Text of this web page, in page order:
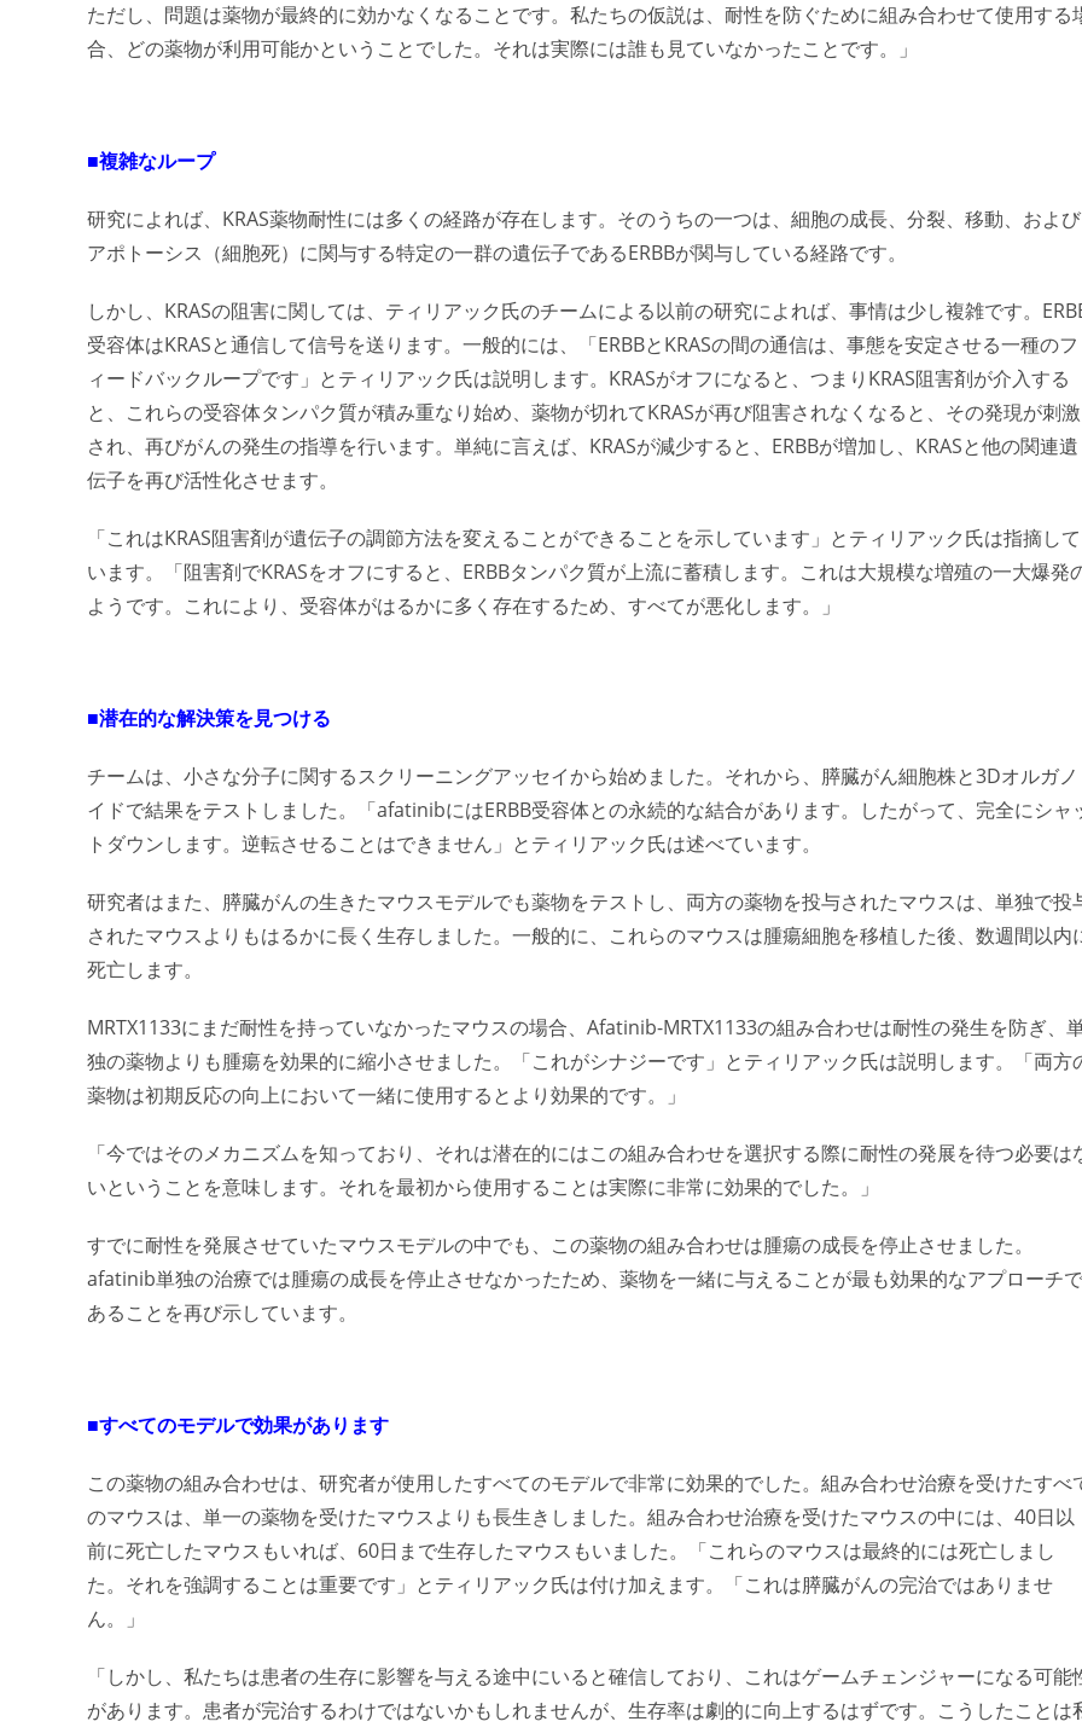
ただし、問題は薬物が最終的に効かなくなることです。私たちの仮説は、耐性を防ぐために組み合わせて使用する
合、どの薬物が利用可能かということでした。それは実際には誰も見ていなかったことです。」
■複雑なループ
研究によれば、KRAS薬物耐性には多くの経路が存在します。そのうちの一つは、細胞の成長、分裂、移動、および
アポトーシス（細胞死）に関与する特定の一群の遺伝子であるERBBが関与している経路です。
しかし、KRASの阻害に関しては、ティリアック氏のチームによる以前の研究によれば、事情は少し複雑です。
受容体はKRASと通信して信号を送ります。一般的には、「ERBBとKRASの間の通信は、事態を安定させる一種のフ
ィードバックループです」とティリアック氏は説明します。KRASがオフになると、つまりKRAS阻害剤が介入する
と、これらの受容体タンパク質が積み重なり始め、薬物が切れてKRASが再び阻害されなくなると、その発現が刺激
され、再びがんの発生の指導を行います。単純に言えば、KRASが減少すると、ERBBが増加し、KRASと他の関連遺
伝子を再び活性化させます。
「これはKRAS阻害剤が遺伝子の調節方法を変えることができることを示しています」とティリアック氏は指摘して
います。「阻害剤でKRASをオフにすると、ERBBタンパク質が上流に蓄積します。これは大規模な増殖の一大爆発
ようです。これにより、受容体がはるかに多く存在するため、すべてが悪化します。」
■潜在的な解決策を見つける
チームは、小さな分子に関するスクリーニングアッセイから始めました。それから、膵臓がん細胞株と3Dオルガノ
イドで結果をテストしました。「afatinibにはERBB受容体との永続的な結合があります。したがって、完全にシャ
トダウンします。逆転させることはできません」とティリアック氏は述べています。
研究者はまた、膵臓がんの生きたマウスモデルでも薬物をテストし、両方の薬物を投与されたマウスは、単独で投
されたマウスよりもはるかに長く生存しました。一般的に、これらのマウスは腫瘍細胞を移植した後、数週間以内
死亡します。
MRTX1133にまだ耐性を持っていなかったマウスの場合、Afatinib-MRTX1133の組み合わせは耐性の発生を防ぎ、
独の薬物よりも腫瘍を効果的に縮小させました。「これがシナジーです」とティリアック氏は説明します。「両方
薬物は初期反応の向上において一緒に使用するとより効果的です。」
「今ではそのメカニズムを知っており、それは潜在的にはこの組み合わせを選択する際に耐性の発展を待つ必要は
いということを意味します。それを最初から使用することは実際に非常に効果的でした。」
すでに耐性を発展させていたマウスモデルの中でも、この薬物の組み合わせは腫瘍の成長を停止させました。
afatinib単独の治療では腫瘍の成長を停止させなかったため、薬物を一緒に与えることが最も効果的なアプローチで
あることを再び示しています。
■すべてのモデルで効果があります
この薬物の組み合わせは、研究者が使用したすべてのモデルで非常に効果的でした。組み合わせ治療を受けたすべ
のマウスは、単一の薬物を受けたマウスよりも長生きしました。組み合わせ治療を受けたマウスの中には、40日以
前に死亡したマウスもいれば、60日まで生存したマウスもいました。「これらのマウスは最終的には死亡しまし
た。それを強調することは重要です」とティリアック氏は付け加えます。「これは膵臓がんの完治ではありませ
ん。」
「しかし、私たちは患者の生存に影響を与える途中にいると確信しており、これはゲームチェンジャーになる可能
があります。患者が完治するわけではないかもしれませんが、生存率は劇的に向上するはずです。こうしたことは